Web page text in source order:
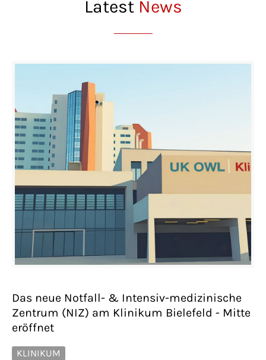
Latest News
Das neue Notfall- & Intensiv-medizinische
Zentrum (NIZ) am Klinikum Bielefeld - Mitte
eröffnet
KLINIKUM